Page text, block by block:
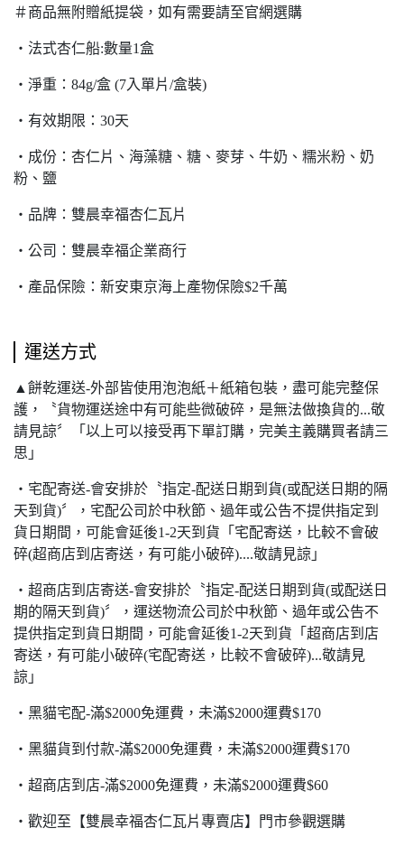
＃商品無附贈紙提袋，如有需要請至官網選購
‧法式杏仁船:數量1盒
‧淨重：84g/盒 (7入單片/盒裝)
‧有效期限：30天
‧成份：杏仁片、海藻糖、糖、麥芽、牛奶、糯米粉、奶
粉、鹽
‧品牌：雙晨幸福杏仁瓦片
‧公司：雙晨幸福企業商行
‧產品保險：新安東京海上產物保險$2千萬
運送方式
▲餅乾運送-外部皆使用泡泡紙＋紙箱包裝，盡可能完整保
護，〝貨物運送途中有可能些微破碎，是無法做換貨的...敬
請見諒〞「以上可以接受再下單訂購，完美主義購買者請三
思」
‧宅配寄送-會安排於〝指定-配送日期到貨(或配送日期的隔
天到貨)〞，宅配公司於中秋節、過年或公告不提供指定到
貨日期間，可能會延後1-2天到貨「宅配寄送，比較不會破
碎(超商店到店寄送，有可能小破碎)....敬請見諒」
‧超商店到店寄送-會安排於〝指定-配送日期到貨(或配送日
期的隔天到貨)〞，運送物流公司於中秋節、過年或公告不
提供指定到貨日期間，可能會延後1-2天到貨「超商店到店
寄送，有可能小破碎(宅配寄送，比較不會破碎)...敬請見
諒」
‧黑貓宅配-滿$2000免運費，未滿$2000運費$170
‧黑貓貨到付款-滿$2000免運費，未滿$2000運費$170
‧超商店到店-滿$2000免運費，未滿$2000運費$60
‧歡迎至【雙晨幸福杏仁瓦片專賣店】門市參觀選購